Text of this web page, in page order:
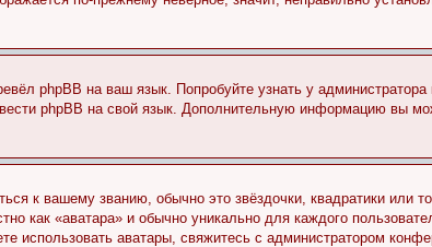
phpBB на ваш язык. Попробуйте узнать у
phpBB на свой язык. Дополнительную информацию вы
к вашему званию, обычно это звёздочки, квадратики или
как «аватара» и обычно уникально для каждого
использовать аватары, свяжитесь с администратором